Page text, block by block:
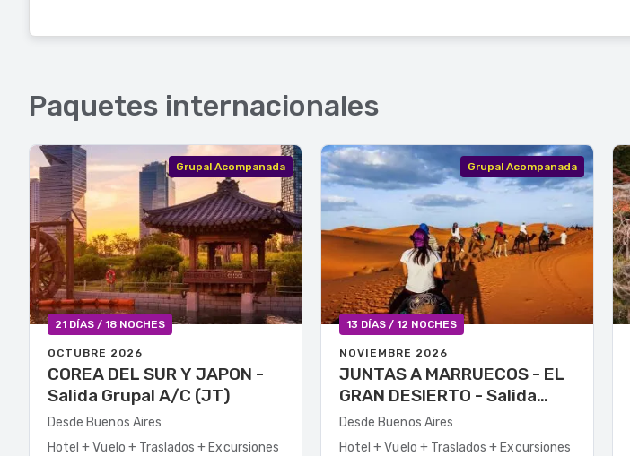
Paquetes internacionales
Grupal Acompanada
21 DÍAS / 18 NOCHES
OCTUBRE 2026
COREA DEL SUR Y JAPON -
Salida Grupal A/C (JT)
Desde Buenos Aires
Hotel + Vuelo + Traslados + Excursiones
Grupal Acompanada
13 DÍAS / 12 NOCHES
NOVIEMBRE 2026
JUNTAS A MARRUECOS - EL
GRAN DESIERTO - Salida
Grupal A/C ( Vietur)
Desde Buenos Aires
Hotel + Vuelo + Traslados + Excursiones